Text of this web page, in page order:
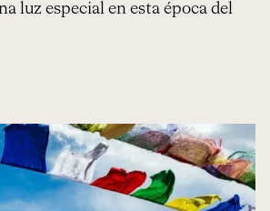
luz especial en esta época del